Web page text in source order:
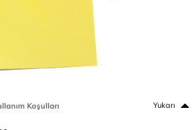
Koşulları Yukarı